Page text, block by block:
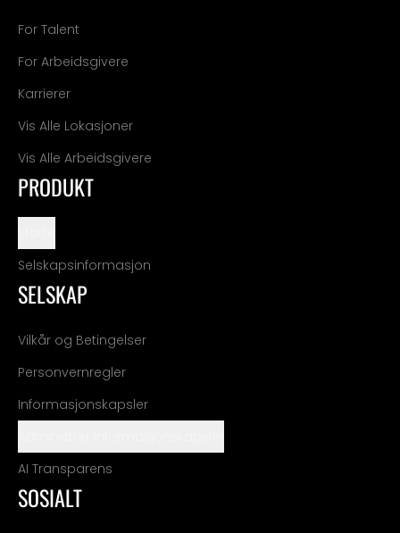
For Talent
For Arbeidsgivere
Karrierer
Vis Alle Lokasjoner
Vis Alle Arbeidsgivere
PRODUKT
Selskapsinformasjon
SELSKAP
Vilkår og Betingelser
Personvernregler
Informasjonskapsler
AI Transparens
SOSIALT